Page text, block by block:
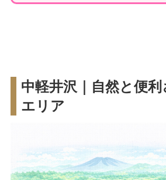
中軽井沢｜自然と便
エリア